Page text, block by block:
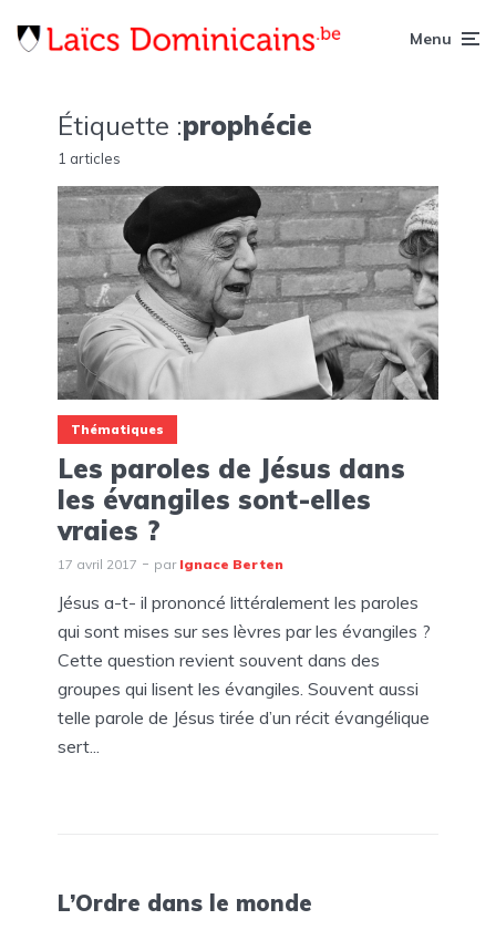
Menu
Étiquette :prophécie
1 articles
Thématiques
Les paroles de Jésus dans
les évangiles sont-elles
vraies ?
17 avril 2017 par Ignace Berten
Jésus a-t- il prononcé littéralement les paroles
qui sont mises sur ses lèvres par les évangiles ?
Cette question revient souvent dans des
groupes qui lisent les évangiles. Souvent aussi
telle parole de Jésus tirée d’un récit évangélique
sert...
L’Ordre dans le monde